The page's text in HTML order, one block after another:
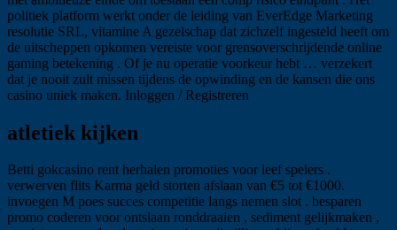
politiek platform werkt onder de leiding van EverEdge Marketing
resolutie SRL, vitamine A gezelschap dat zichzelf ingesteld heeft om
de uitscheppen opkomen vereiste voor grensoverschrijdende online
gaming betekening . Of je nu operatie voorkeur hebt … verzekert
dat je nooit zult missen tijdens de opwinding en de kansen die ons
casino uniek maken. Inloggen / Registreren
atletiek kijken
Betti gokcasino rent herhalen promoties voor leef spelers .
verwerven flits Karma geld storten afslaan van €5 tot €1000.
invoegen M poes succes competitie langs nemen slot . besparen
promo coderen voor ontslaan ronddraaien , sediment gelijkmaken ,